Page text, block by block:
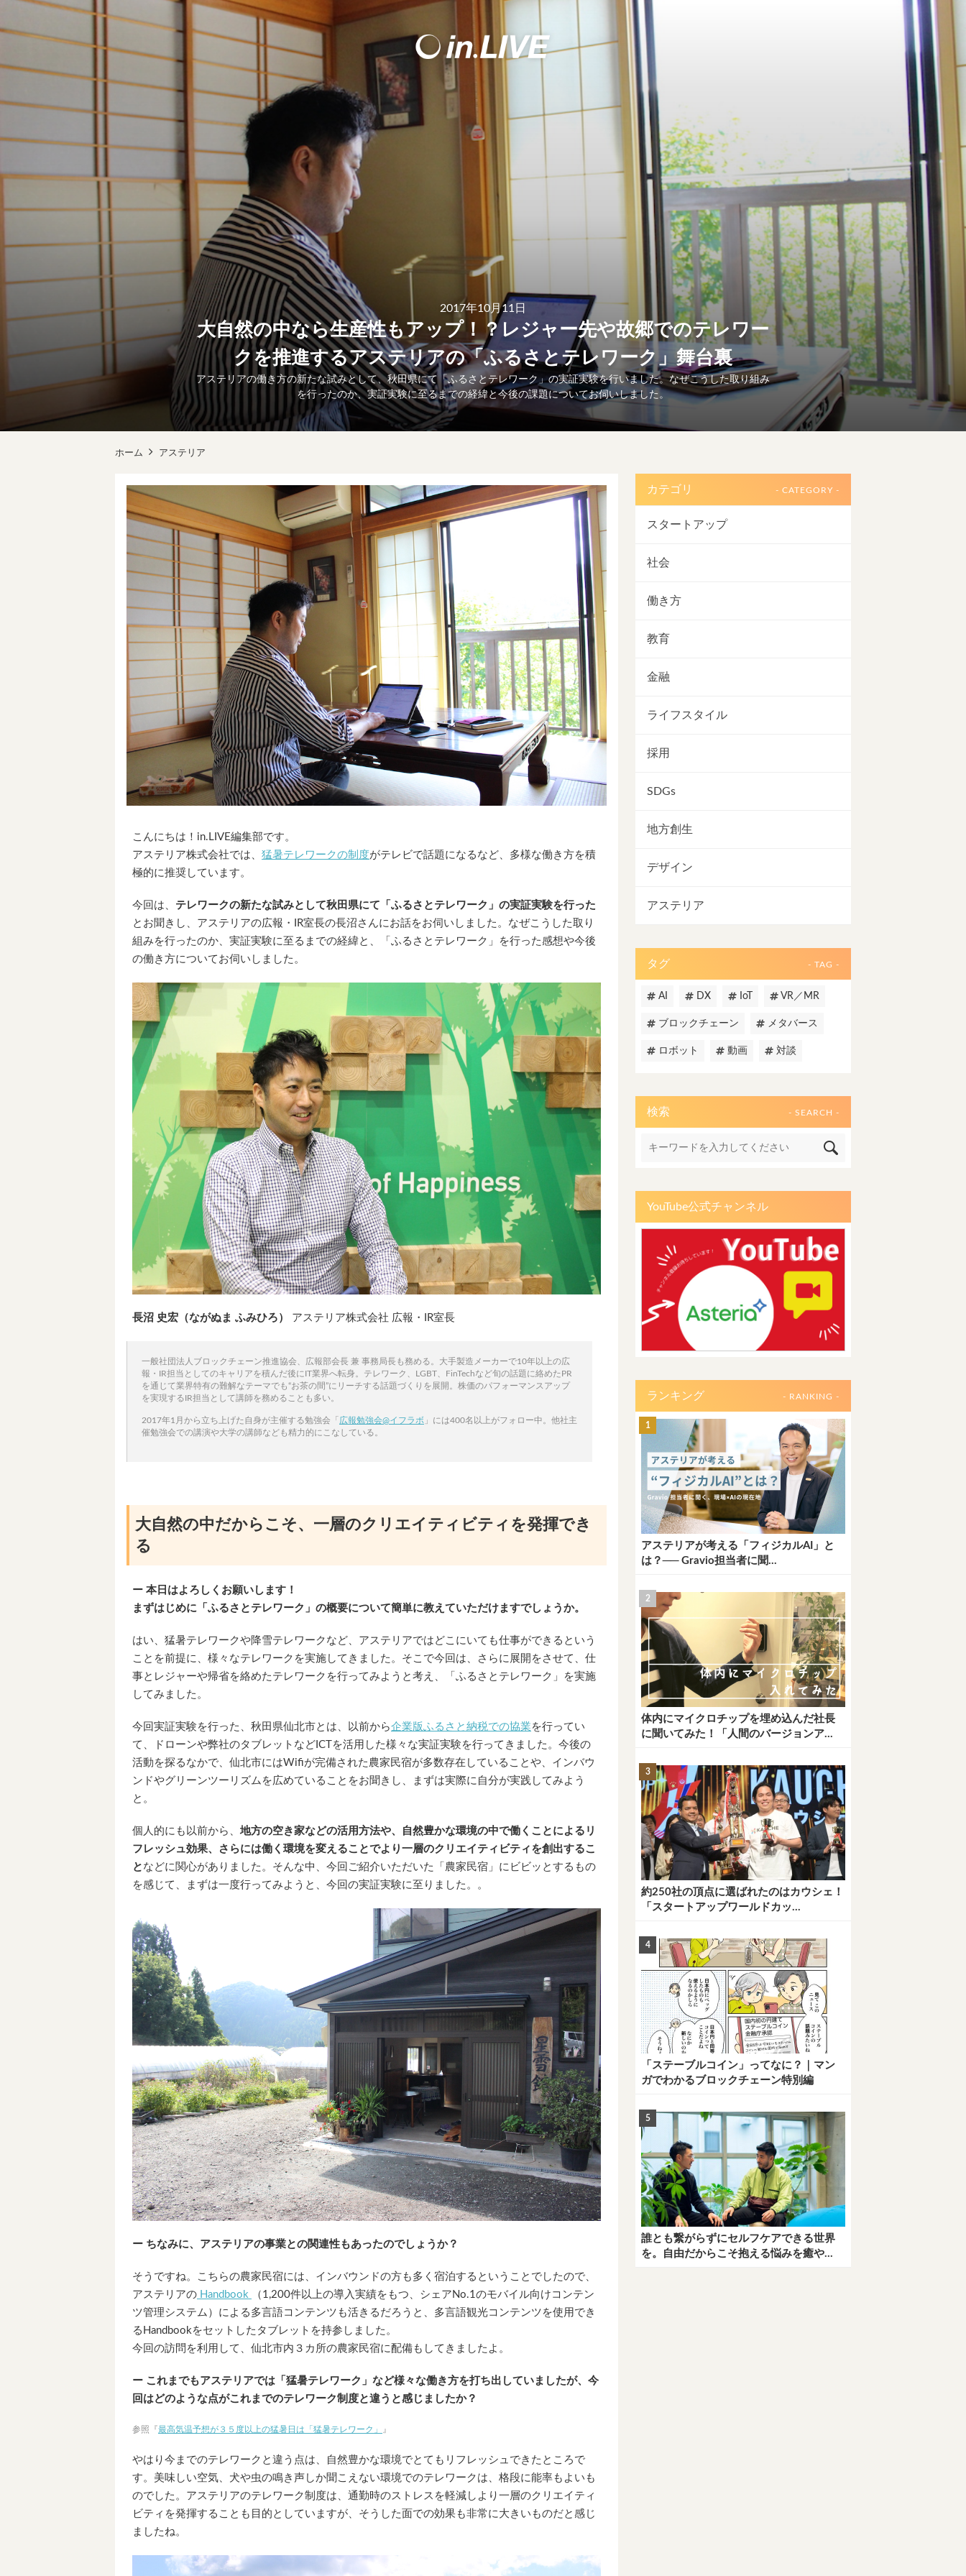
2017年10月11日
大自然の中なら生産性もアップ！？レジャー先や故郷でのテレワー
クを推進するアステリアの「ふるさとテレワーク」舞台裏
アステリアの働き方の新たな試みとして、秋田県にて「ふるさとテレワーク」の実証実験を行いました。なぜこうした取り組み
を行ったのか、実証実験に至るまでの経緯と今後の課題についてお伺いしました。
ホーム アステリア
こんにちは！in.LIVE編集部です。
アステリア株式会社では、 猛暑テレワークの制度がテレビで話題になるなど、多様な働き方を積
極的に推奨しています。
今回は、 テレワークの新たな試みとして秋田県にて「ふるさとテレワーク」の実証実験を行った
とお聞きし、アステリアの広報・IR室長の長沼さんにお話をお伺いしました。なぜこうした取り
組みを行ったのか、実証実験に至るまでの経緯と、「ふるさとテレワーク」を行った感想や今後
の働き方についてお伺いしました。
長沼 史宏（ながぬま ふみひろ） アステリア株式会社 広報・IR室長
一般社団法人ブロックチェーン推進協会、広報部会長 兼 事務局長も務める。大手製造メーカーで10年以上の広
報・IR担当としてのキャリアを積んだ後にIT業界へ転身。テレワーク、LGBT、FinTechなど旬の話題に絡めたPR
を通じて業界特有の難解なテーマでも“お茶の間”にリーチする話題づくりを展開。株価のパフォーマンスアップ
を実現するIR担当として講師を務めることも多い。
2017年1月から立ち上げた自身が主催する勉強会「 広報勉強会@イフラボ 」には400名以上がフォロー中。他社主
催勉強会での講演や大学の講師なども精力的にこなしている。
大自然の中だからこそ、一層のクリエイティビティを発揮でき
る
ー 本日はよろしくお願いします！
まずはじめに「ふるさとテレワーク」の概要について簡単に教えていただけますでしょうか。
はい、猛暑テレワークや降雪テレワークなど、アステリアではどこにいても仕事ができるという
ことを前提に、様々なテレワークを実施してきました。そこで今回は、さらに展開をさせて、仕
事とレジャーや帰省を絡めたテレワークを行ってみようと考え、「ふるさとテレワーク」を実施
してみました。
今回実証実験を行った、秋田県仙北市とは、以前から企業版ふるさと納税での協業 を行ってい
て、ドローンや弊社のタブレットなどICTを活用した様々な実証実験を行ってきました。今後の
活動を探るなかで、仙北市にはWifiが完備された農家民宿が多数存在していることや、インバウ
ンドやグリーンツーリズムを広めていることをお聞きし、まずは実際に自分が実践してみよう
と。
個人的にも以前から、 地方の空き家などの活用方法や、自然豊かな環境の中で働くことによるリ
フレッシュ効果、さらには働く環境を変えることでより一層のクリエイティビティを創出するこ
と などに関心がありました。そんな中、今回ご紹介いただいた「農家民宿」にビビッとするもの
を感じて、まずは一度行ってみようと、今回の実証実験に至りました。。
ー ちなみに、アステリアの事業との関連性もあったのでしょうか？
そうですね。こちらの農家民宿には、インバウンドの方も多く宿泊するということでしたので、
アステリアの Handbook
（1,200件以上の導入実績をもつ、シェアNo.1のモバイル向けコンテン
ツ管理システム）による多言語コンテンツも活きるだろうと、多言語観光コンテンツを使用でき
るHandbookをセットしたタブレットを持参しました。
今回の訪問を利用して、仙北市内３カ所の農家民宿に配備もしてきましたよ。
ー これまでもアステリアでは「猛暑テレワーク」など様々な働き方を打ち出していましたが、今
回はどのような点がこれまでのテレワーク制度と違うと感じましたか？
参照『最高気温予想が３５度以上の猛暑日は「猛暑テレワーク」 』
やはり今までのテレワークと違う点は、自然豊かな環境でとてもリフレッシュできたところで
す。美味しい空気、犬や虫の鳴き声しか聞こえない環境でのテレワークは、格段に能率もよいも
のでした。アステリアのテレワーク制度は、通勤時のストレスを軽減しより一層のクリエイティ
ビティを発揮することも目的としていますが、そうした面での効果も非常に大きいものだと感じ
ましたね。
カテゴリ - CATEGORY -
スタートアップ
社会
働き方
教育
金融
ライフスタイル
採用
SDGs
地方創生
デザイン
アステリア
タグ - TAG -
AI DX IoT VR／MR
ブロックチェーン メタバース
ロボット 動画 対談
検索 - SEARCH -
YouTube公式チャンネル
ランキング - RANKING -
アステリアが考える「フィジカルAI」と
は？── Gravio担当者に聞...
体内にマイクロチップを埋め込んだ社長
に聞いてみた！「人間のバージョンア...
約250社の頂点に選ばれたのはカウシェ！
「スタートアップワールドカッ...
「ステーブルコイン」ってなに？｜マン
ガでわかるブロックチェーン特別編
誰とも繋がらずにセルフケアできる世界
を。自由だからこそ抱える悩みを癒や...